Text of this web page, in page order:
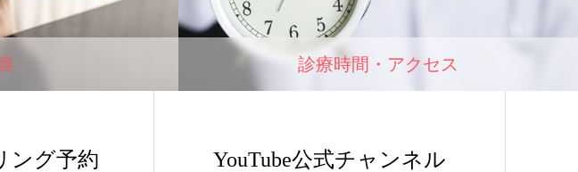
診療時間・アクセス
ング予約 YouTube公式チャンネル